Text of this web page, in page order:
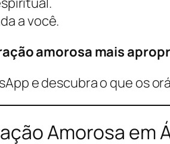
a você.
amorosa mais
e descubra o que os
Amorosa em